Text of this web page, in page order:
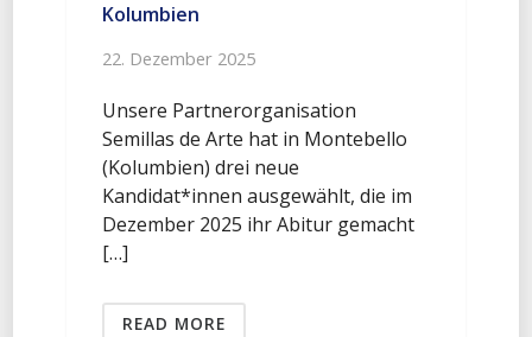
Kolumbien
22. Dezember 2025
Unsere Partnerorganisation
Semillas de Arte hat in Montebello
(Kolumbien) drei neue
Kandidat*innen ausgewählt, die im
Dezember 2025 ihr Abitur gemacht
[…]
READ MORE